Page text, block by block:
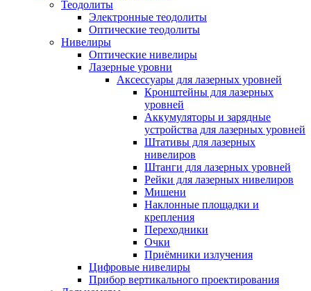
Теодолиты
Электронные теодолиты
Оптические теодолиты
Нивелиры
Оптические нивелиры
Лазерные уровни
Аксессуары для лазерных уровней
Кронштейны для лазерных
уровней
Аккумуляторы и зарядные
устройства для лазерных уровней
Штативы для лазерных
нивелиров
Штанги для лазерных уровней
Рейки для лазерных нивелиров
Мишени
Наклонные площадки и
крепления
Переходники
Очки
Приёмники излучения
Цифровые нивелиры
Прибор вертикального проектирования